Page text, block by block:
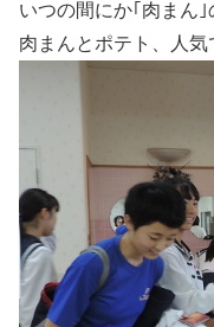
いつの間にか｢肉まん｣
肉まんとポテト、人気